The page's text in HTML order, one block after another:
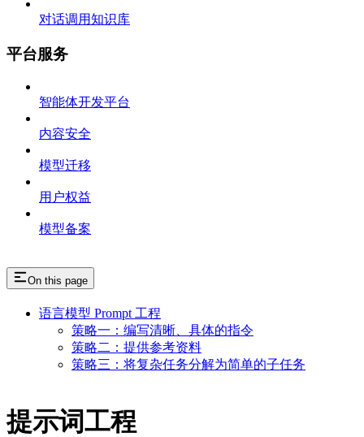
对话调用知识库
平台服务
智能体开发平台
内容安全
模型迁移
用户权益
模型备案
On this page
语言模型 Prompt 工程
策略一：编写清晰、具体的指令
策略二：提供参考资料
策略三：将复杂任务分解为简单的子任务
提示词工程